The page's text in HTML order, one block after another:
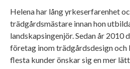
Helena har lång yrkeserfarenhet
trädgårdsmästare innan hon
landskapsingenjör. Sedan år 2010
företag inom trädgårdsdesign och
flesta kunder önskar sig en mer